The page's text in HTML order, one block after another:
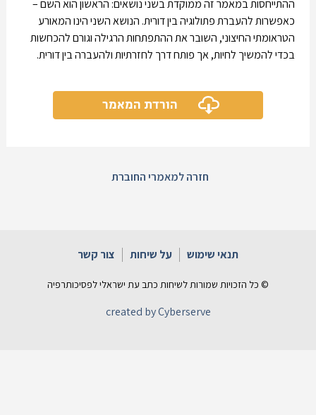
ההתייחסות במאמר זה ממוקדת בשני נושאים: הראשון הוא השם –
כאפשרות להעברת פתולוגיה בין דורית. הנושא השני הינו המאורע
הטראומתי החיצוני, השובר את ההתפתחות הרגילה וגורם להכחשות
בכדי להמשיך לחיות, אך פותח דרך לחזרתיות ולהעברה בין דורית.
הורדת המאמר
חזרה למאמרי החוברת
תנאי שימוש על שיחות צור קשר
© כל הזכויות שמורות לשיחות כתב עת ישראלי לפסיכותרפיה
created by Cyberserve